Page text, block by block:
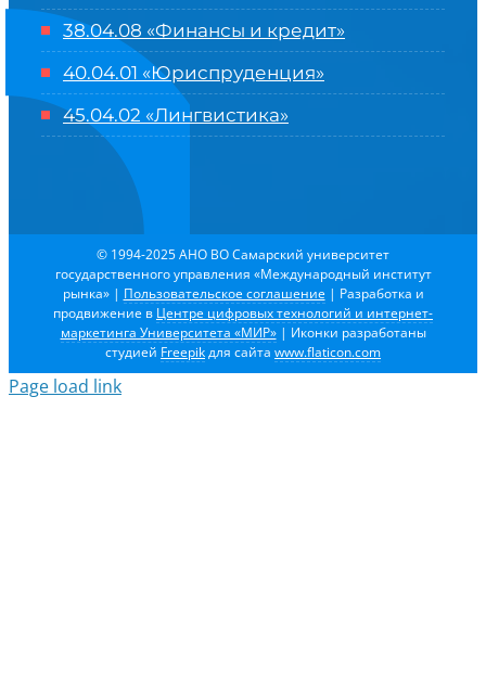
38.04.08 «Финансы и кредит»
40.04.01 «Юриспруденция»
45.04.02 «Лингвистика»
© 1994-2025 АНО ВО Самарский университет
государственного управления «Международный институт
рынка» | Пользовательское соглашение | Разработка и
продвижение в Центре цифровых технологий и интернет-
маркетинга Университета «МИР»| Иконки разработаны
студией Freepikдля сайта www.flaticon.com
Page load link